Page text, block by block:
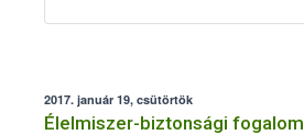
2017. január 19, csütörtök
Élelmiszer-biztonsági